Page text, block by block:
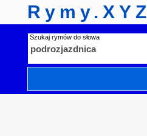
Rymy.XYZ
Szukaj rymów do słowa